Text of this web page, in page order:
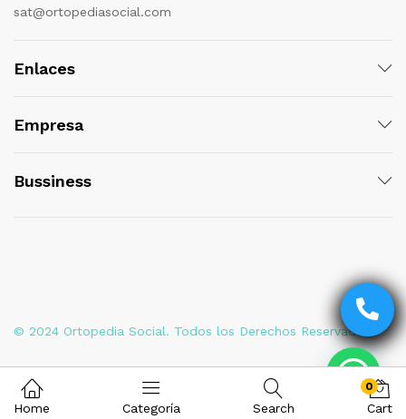
sat@ortopediasocial.com
Enlaces
Empresa
Bussiness
© 2024 Ortopedia Social. Todos los Derechos Reservados
Home Categoría Search
0
Cart